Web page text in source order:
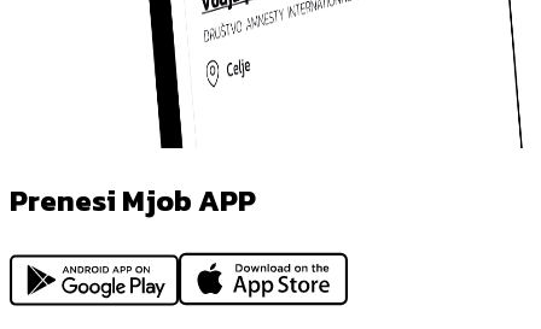
Prenesi Mjob APP